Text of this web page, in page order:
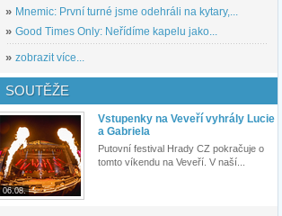
» Mnemic: První turné jsme odehráli na kytary,...
» Good Times Only: Neřídíme kapelu jako...
» zobrazit více...
SOUTĚŽE
06.08.
Vstupenky na Veveří vyhrály Lucie
a Gabriela
Putovní festival Hrady CZ pokračuje o
tomto víkendu na Veveří. V naší...